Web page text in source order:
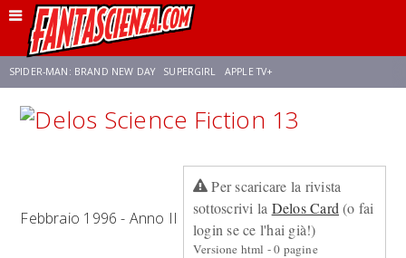
SPIDER-MAN: BRAND NEW DAY SUPERGIRL APPLE TV+
FRANCO RICCIARDIELLO ZENDAYA STAR TREK AVENGERS: DOOMSDAY
CELIA ROSE GOODINGPer scaricare la rivista
sottoscrivi la Delos Card (o fai
login se ce l'hai già!)
Versione html - 0 pagine
Febbraio 1996 - Anno II